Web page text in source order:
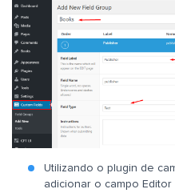
Utilizando o plugin de
adicionar o campo Editor